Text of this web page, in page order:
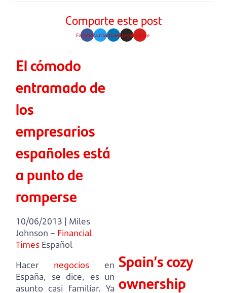
Comparte este post
FacebookTwitterLinkedinInstagramYoutube
El cómodo
entramado de
los
empresarios
españoles está
a punto de
romperse
10/06/2013 | Miles
Johnson – Financial
Times Español
Hacer negocios en
España, se dice, es un
asunto casi familiar. Ya
Spain’s cozy
ownership